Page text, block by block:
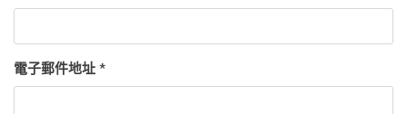
電子郵件地址 *